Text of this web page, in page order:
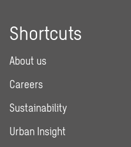
Shortcuts
About us
Careers
Sustainability
Urban Insight